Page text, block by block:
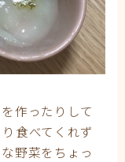
作ったりして
食べてくれず
野菜をちょっ